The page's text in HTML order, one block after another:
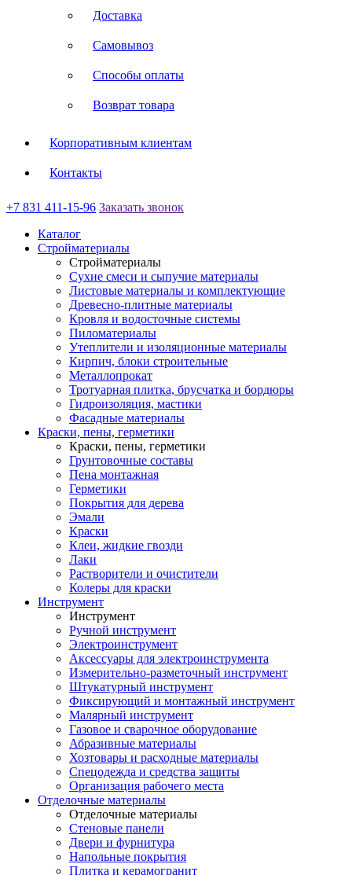
Доставка
Самовывоз
Способы оплаты
Возврат товара
Корпоративным клиентам
Контакты
+7 831 411-15-96 Заказать звонок
Каталог
Стройматериалы
Стройматериалы
Сухие смеси и сыпучие материалы
Листовые материалы и комплектующие
Древесно-плитные материалы
Кровля и водосточные системы
Пиломатериалы
Утеплители и изоляционные материалы
Кирпич, блоки строительные
Металлопрокат
Тротуарная плитка, брусчатка и бордюры
Гидроизоляция, мастики
Фасадные материалы
Краски, пены, герметики
Краски, пены, герметики
Грунтовочные составы
Пена монтажная
Герметики
Покрытия для дерева
Эмали
Краски
Клеи, жидкие гвозди
Лаки
Растворители и очистители
Колеры для краски
Инструмент
Инструмент
Ручной инструмент
Электроинструмент
Аксессуары для электроинструмента
Измерительно-разметочный инструмент
Штукатурный инструмент
Фиксирующий и монтажный инструмент
Малярный инструмент
Газовое и сварочное оборудование
Абразивные материалы
Хозтовары и расходные материалы
Спецодежда и средства защиты
Организация рабочего места
Отделочные материалы
Отделочные материалы
Стеновые панели
Двери и фурнитура
Напольные покрытия
Плитка и керамогранит